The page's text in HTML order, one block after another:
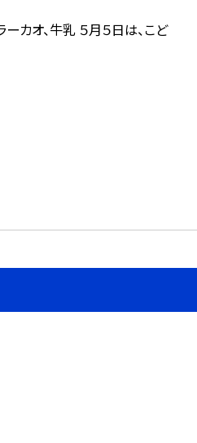
ーカオ、牛乳 ５月５日は、こど